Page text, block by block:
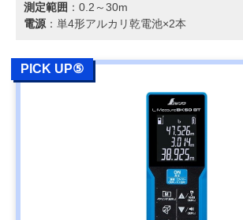
測定範囲 ：0.2～30m
電源：単4形アルカリ乾電池×2本
PICK UP⑤